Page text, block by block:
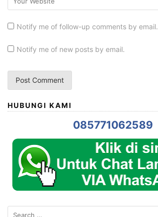
Notify me of follow-up comments by email.
Notify me of new posts by email.
HUBUNGI KAMI
085771062589
Search